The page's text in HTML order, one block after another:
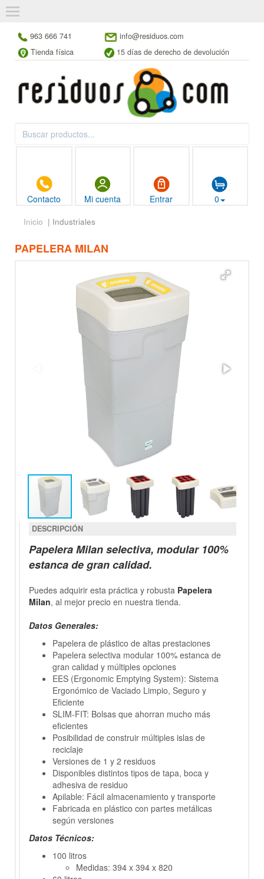
963 666 741
info@residuos.com
Tienda física
15 días de derecho de devolución
Contacto Mi cuenta Entrar 0
Inicio | Industriales
PAPELERA MILAN
DESCRIPCIÓN
PapeleraMilanselectiva, modular 100%
estanca de gran calidad.
Puedes adquirir esta práctica y robusta Papelera
Milan, al mejor precio en nuestra tienda.
Datos Generales:
Papelera de plástico de altas prestaciones
Papelera selectiva modular 100% estanca de
gran calidad y múltiples opciones
EES (Ergonomic Emptying System): Sistema
Ergonómico de Vaciado Limpio, Seguro y
Eficiente
SLIM-FIT: Bolsas que ahorran mucho más
eficientes
Posibilidad de construir múltiples islas de
reciclaje
Versiones de 1 y 2 residuos
Disponibles distintos tipos de tapa, boca y
adhesiva de residuo
Apilable: Fácil almacenamiento y transporte
Fabricada en plástico con partes metálicas
según versiones
Datos Técnicos:
100 litros
Medidas: 394 x 394 x 820